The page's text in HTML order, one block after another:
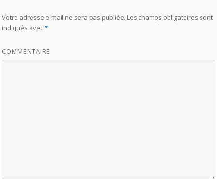
Votre adresse e-mail ne sera pas publiée. Les champs obligatoires sont
indiqués avec*
COMMENTAIRE